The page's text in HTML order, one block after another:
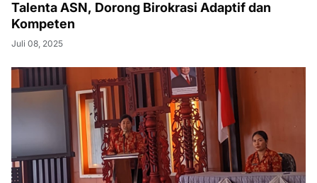
Talenta ASN, Dorong Birokrasi Adaptif dan
Kompeten
Juli 08, 2025